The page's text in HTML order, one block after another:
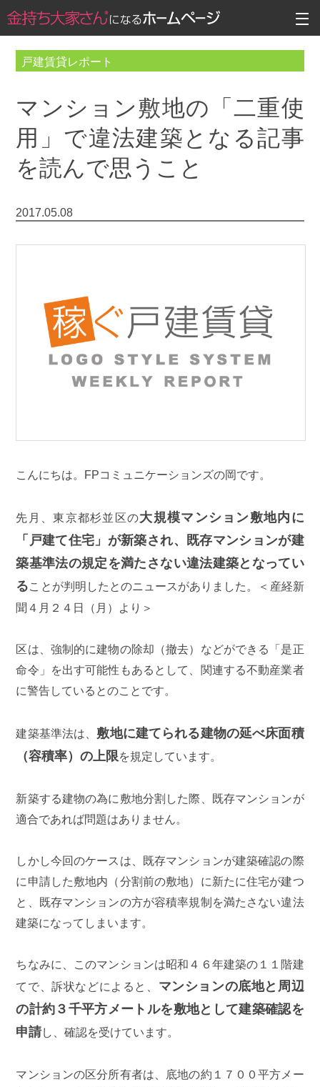
戸建賃貸レポート
マンション敷地の「二重使
用」で違法建築となる記事
を読んで思うこと
2017.05.08
こんにちは。FPコミュニケーションズの岡です。
先月、東京都杉並区の大規模マンション敷地内に
「戸建て住宅」が新築され、既存マンションが建
築基準法の規定を満たさない違法建築となってい
ることが判明したとのニュースがありました。＜産経新
聞４月２４日（月）より＞
区は、強制的に建物の除却（撤去）などができる「是正
命令」を出す可能性もあるとして、関連する不動産業者
に警告しているとのことです。
建築基準法は、 敷地に建てられる建物の延べ床面積
（容積率）の上限を規定しています。
新築する建物の為に敷地分割した際、既存マンションが
適合であれば問題はありません。
しかし今回のケースは、既存マンションが建築確認の際
に申請した敷地内（分割前の敷地）に新たに住宅が建つ
と、既存マンションの方が容積率規制を満たさない違法
建築になってしまいます。
ちなみに、このマンションは昭和４６年建築の１１階建
てで、訴状などによると、 マンションの底地と周辺
の計約３千平方メートルを敷地として建築確認を
申請し、確認を受けています。
マンションの区分所有者は、底地の約１７００平方メー